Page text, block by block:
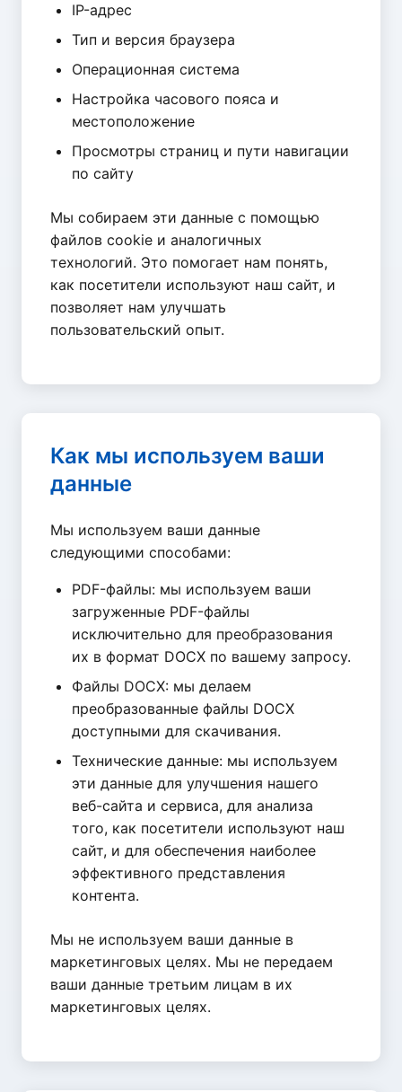
IP-адрес
Тип и версия браузера
Операционная система
Настройка часового пояса и
местоположение
Просмотры страниц и пути навигации
по сайту
Мы собираем эти данные с помощью
файлов cookie и аналогичных
технологий. Это помогает нам понять,
как посетители используют наш сайт, и
позволяет нам улучшать
пользовательский опыт.
Как мы используем ваши
данные
Мы используем ваши данные
следующими способами:
PDF-файлы: мы используем ваши
загруженные PDF-файлы
исключительно для преобразования
их в формат DOCX по вашему запросу.
Файлы DOCX: мы делаем
преобразованные файлы DOCX
доступными для скачивания.
Технические данные: мы используем
эти данные для улучшения нашего
веб-сайта и сервиса, для анализа
того, как посетители используют наш
сайт, и для обеспечения наиболее
эффективного представления
контента.
Мы не используем ваши данные в
маркетинговых целях. Мы не передаем
ваши данные третьим лицам в их
маркетинговых целях.